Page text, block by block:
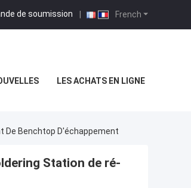
French
de soumission |
LES ACHATS EN LIGNE
De Benchtop D'échappement
Station de ré-